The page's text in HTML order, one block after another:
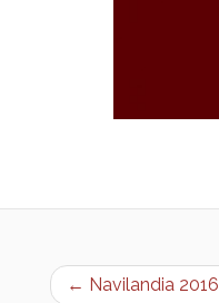
← Navilandia 2016